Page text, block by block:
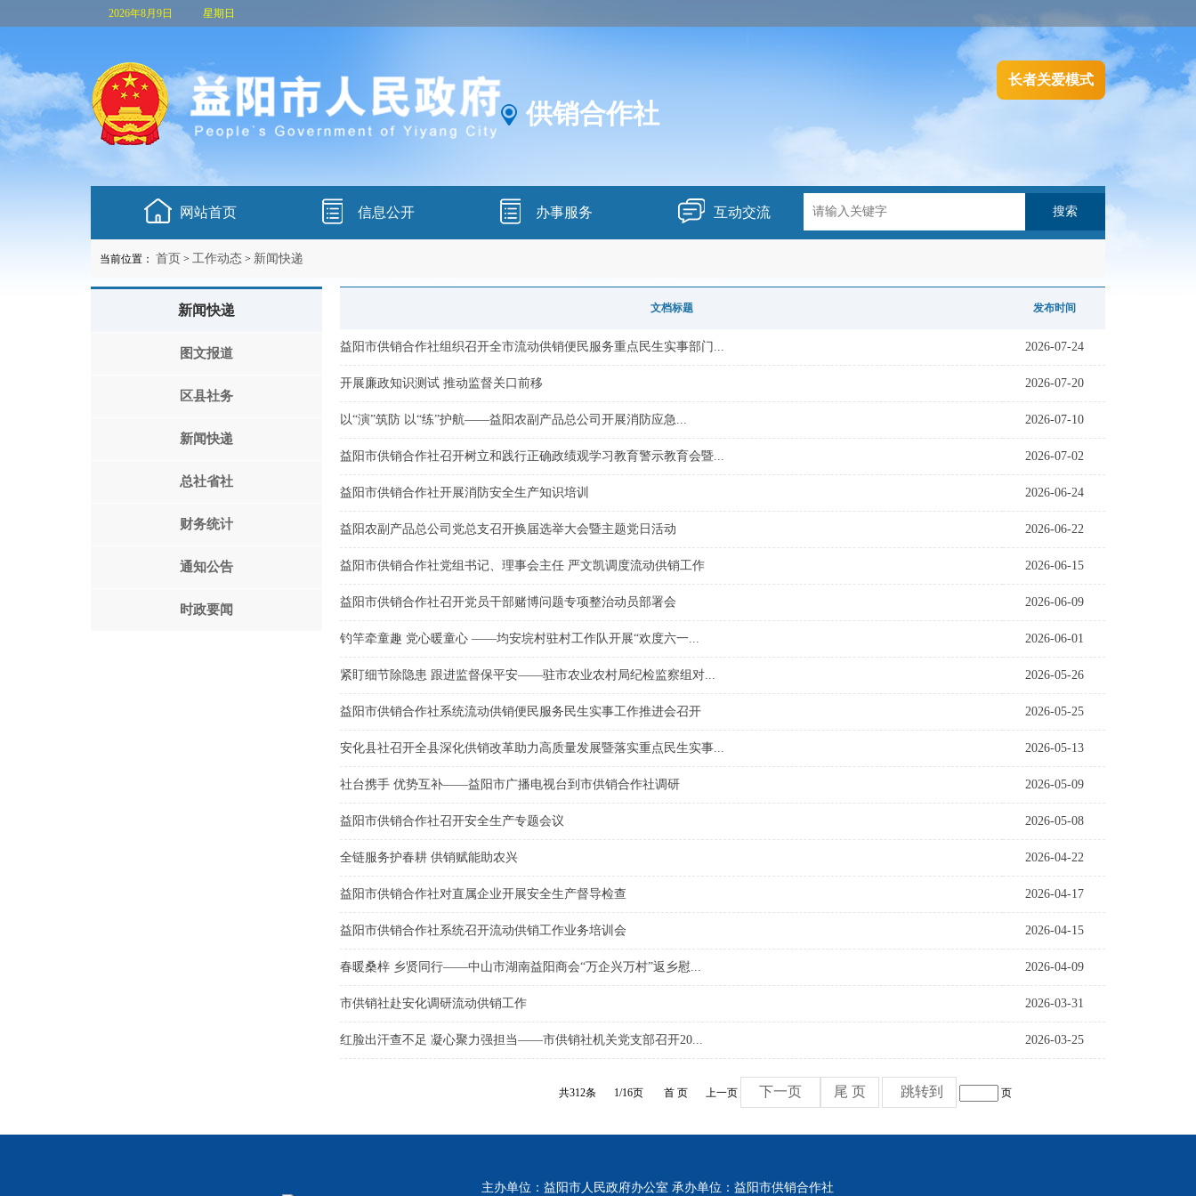
2026年8月9日 星期日
供销合作社
长者关爱模式
网站首页 信息公开 办事服务 互动交流 搜索
当前位置： 首页 > 工作动态 > 新闻快递
新闻快递
图文报道
区县社务
新闻快递
总社省社
财务统计
通知公告
时政要闻
文档标题 发布时间
益阳市供销合作社组织召开全市流动供销便民服务重点民生实事部门... 2026-07-24
开展廉政知识测试 推动监督关口前移 2026-07-20
以“演”筑防 以“练”护航——益阳农副产品总公司开展消防应急... 2026-07-10
益阳市供销合作社召开树立和践行正确政绩观学习教育警示教育会暨... 2026-07-02
益阳市供销合作社开展消防安全生产知识培训 2026-06-24
益阳农副产品总公司党总支召开换届选举大会暨主题党日活动 2026-06-22
益阳市供销合作社党组书记、理事会主任 严文凯调度流动供销工作 2026-06-15
益阳市供销合作社召开党员干部赌博问题专项整治动员部署会 2026-06-09
钓竿牵童趣 党心暖童心 ——均安垸村驻村工作队开展“欢度六一... 2026-06-01
紧盯细节除隐患 跟进监督保平安——驻市农业农村局纪检监察组对... 2026-05-26
益阳市供销合作社系统流动供销便民服务民生实事工作推进会召开 2026-05-25
安化县社召开全县深化供销改革助力高质量发展暨落实重点民生实事... 2026-05-13
社台携手 优势互补——益阳市广播电视台到市供销合作社调研 2026-05-09
益阳市供销合作社召开安全生产专题会议 2026-05-08
全链服务护春耕 供销赋能助农兴 2026-04-22
益阳市供销合作社对直属企业开展安全生产督导检查 2026-04-17
益阳市供销合作社系统召开流动供销工作业务培训会 2026-04-15
春暖桑梓 乡贤同行——中山市湖南益阳商会“万企兴万村”返乡慰... 2026-04-09
市供销社赴安化调研流动供销工作 2026-03-31
红脸出汗查不足 凝心聚力强担当——市供销社机关党支部召开20... 2026-03-25
共312条 1/16页 首 页 上一页 下一页 尾 页 跳转到 页
主办单位：益阳市人民政府办公室 承办单位：益阳市供销合作社